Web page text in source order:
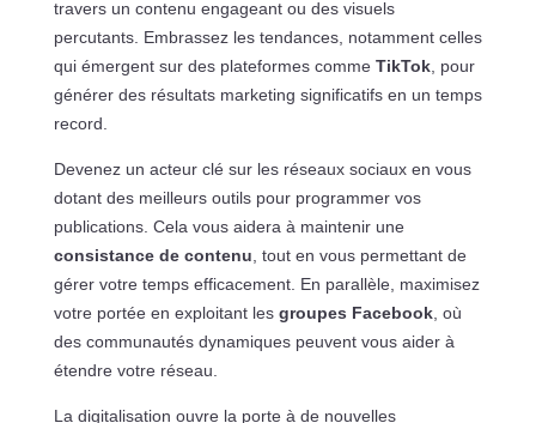
travers un contenu engageant ou des visuels
percutants. Embrassez les tendances, notamment celles
qui émergent sur des plateformes comme TikTok, pour
générer des résultats marketing significatifs en un temps
record.
Devenez un acteur clé sur les réseaux sociaux en vous
dotant des meilleurs outils pour programmer vos
publications. Cela vous aidera à maintenir une
consistance de contenu , tout en vous permettant de
gérer votre temps efficacement. En parallèle, maximisez
votre portée en exploitant les groupes Facebook, où
des communautés dynamiques peuvent vous aider à
étendre votre réseau.
La digitalisation ouvre la porte à de nouvelles